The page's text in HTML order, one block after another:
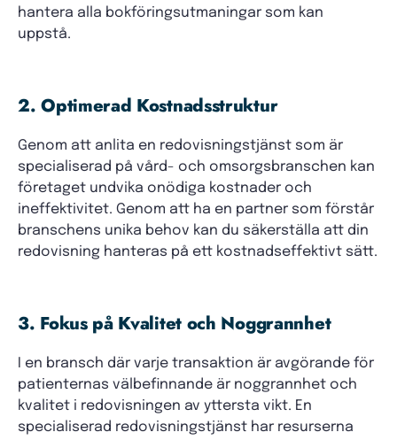
hantera alla bokföringsutmaningar som kan
uppstå.
2. Optimerad Kostnadsstruktur
Genom att anlita en redovisningstjänst som är
specialiserad på vård- och omsorgsbranschen kan
företaget undvika onödiga kostnader och
ineffektivitet. Genom att ha en partner som förstår
branschens unika behov kan du säkerställa att din
redovisning hanteras på ett kostnadseffektivt sätt.
3. Fokus på Kvalitet och Noggrannhet
I en bransch där varje transaktion är avgörande för
patienternas välbefinnande är noggrannhet och
kvalitet i redovisningen av yttersta vikt. En
specialiserad redovisningstjänst har resurserna